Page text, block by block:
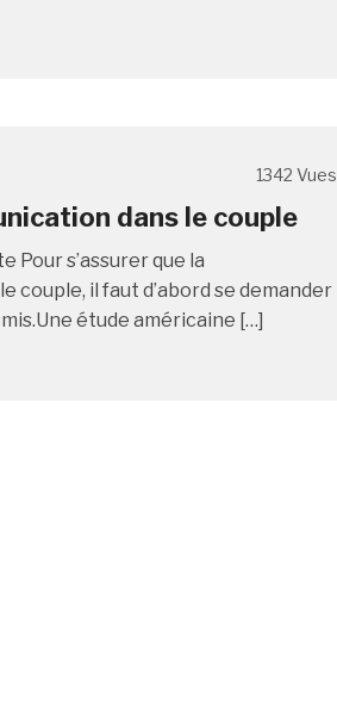
1342 Vues
dans le couple
Pour s’assurer que la
couple, il faut d’abord se demander
étude américaine […]